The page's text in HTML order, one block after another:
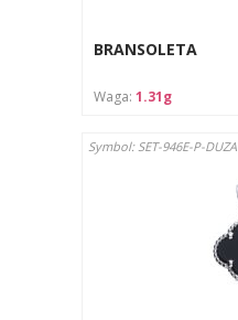
BRANSOLETA
Waga: 1.31g
Symbol: SET-946E-P-DUZA